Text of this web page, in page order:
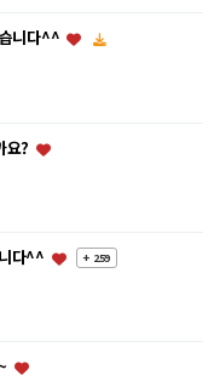
니다^^
요?
다^^ + 259